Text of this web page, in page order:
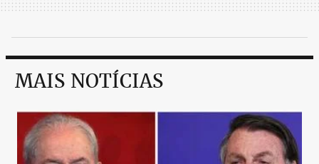
MAIS NOTÍCIAS